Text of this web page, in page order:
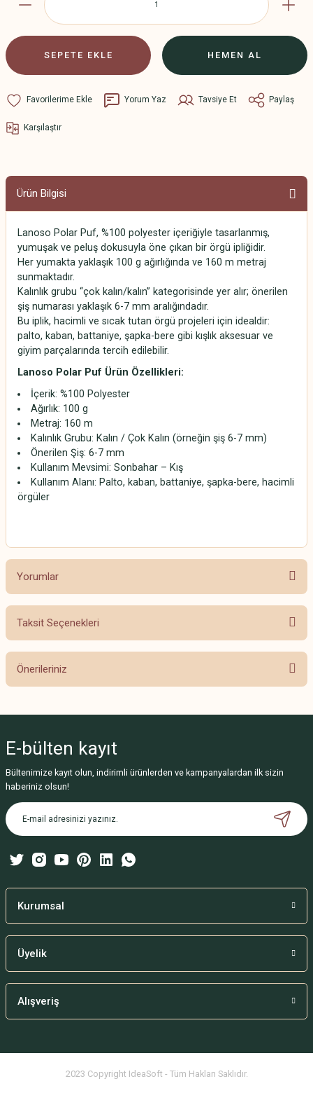
SEPETE EKLE HEMEN AL
Yorum Yaz Tavsiye Et Paylaş
Karşılaştır
Ürün Bilgisi
Lanoso Polar Puf, %100 polyester içeriğiyle tasarlanmış,
yumuşak ve peluş dokusuyla öne çıkan bir örgü ipliğidir.
Her yumakta yaklaşık 100 g ağırlığında ve 160 m metraj
sunmaktadır.
Kalınlık grubu “çok kalın/kalın” kategorisinde yer alır; önerilen
şiş numarası yaklaşık 6-7 mm aralığındadır.
Bu iplik, hacimli ve sıcak tutan örgü projeleri için idealdir:
palto, kaban, battaniye, şapka-bere gibi kışlık aksesuar ve
giyim parçalarında tercih edilebilir.
Lanoso Polar Puf Ürün Özellikleri:
İçerik: %100 Polyester
Ağırlık: 100 g
Metraj: 160 m
Kalınlık Grubu: Kalın / Çok Kalın (örneğin şiş 6-7 mm)
Önerilen Şiş: 6-7 mm
Kullanım Mevsimi: Sonbahar – Kış
Kullanım Alanı: Palto, kaban, battaniye, şapka-bere, hacimli
örgüler
Yorumlar
Taksit Seçenekleri
Önerileriniz
Görüş ve önerileriniz için teşekkür ederiz.
Ürün resmi kalitesiz, bozuk veya görüntülenemiyor.
Ürün açıklamasında eksik bilgiler bulunuyor.
Ürün bilgilerinde hatalar bulunuyor.
Bu ürüne benzer farklı alternatifler olmalı.
E-bülten kayıt
Bültenimize kayıt olun, indirimli ürünlerden ve kampanyalardan ilk sizin
haberiniz olsun!
Kurumsal
Üyelik
Alışveriş
2023 Copyright IdeaSoft - Tüm Hakları Saklıdır.